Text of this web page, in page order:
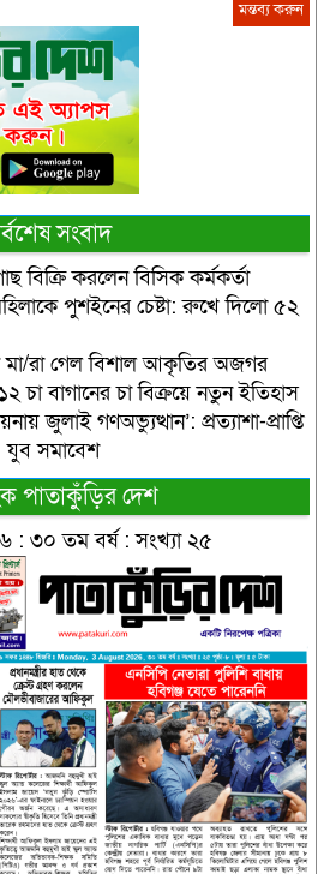
সংবাদ
বিক্রি করলেন বিসিক কর্মকর্তা
পুশইনের চেষ্টা: রুখে দিলো ৫২
রা গেল বিশাল আকৃতির অজগর
চা বাগানের চা বিক্রয়ে নতুন ইতিহাস
জুলাই গণঅভ্যুত্থান’: প্রত্যাশা-প্রাপ্তি
সমাবেশ
পাতাকুঁড়ির দেশ
৩০ তম বর্ষ : সংখ্যা ২৫